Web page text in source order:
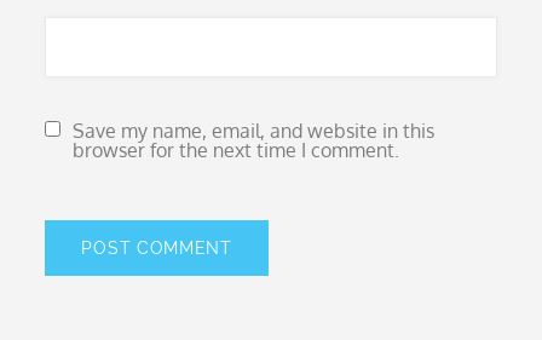
Save my name, email, and website in this
browser for the next time I comment.